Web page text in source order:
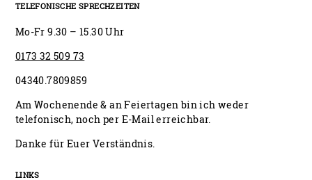
TELEFONISCHE SPRECHZEITEN
Mo-Fr 9.30 – 15.30 Uhr
0173 32 509 73
04340.7809859
Am Wochenende & an Feiertagen bin ich weder
telefonisch, noch per E-Mail erreichbar.
Danke für Euer Verständnis.
LINKS